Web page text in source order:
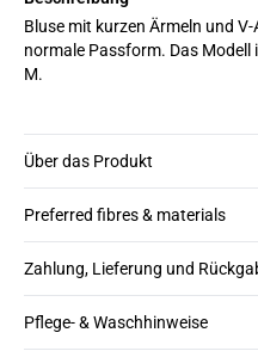
Bluse mit kurzen Ärmeln und
normale Passform. Das Modell ist 176 cm groß und trägt Größe
M.
Über das Produkt
Preferred fibres & materials
Zahlung, Lieferung und
Pflege- & Waschhinweise